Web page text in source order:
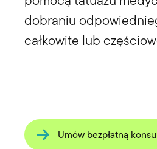
dobraniu
całkowite lub
Umów bezpłatną